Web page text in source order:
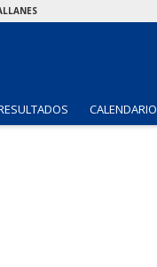
CALENDARIO